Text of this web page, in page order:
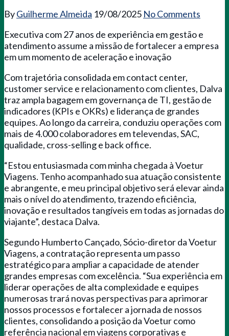
ByGuilherme Almeida 19/08/2025 No Comments
Executiva com 27 anos de experiência em gestão e
atendimento assume a missão de fortalecer a empresa
em um momento de aceleração e inovação
Com trajetória consolidada em contact center,
customer service e relacionamento com clientes, Dalva
traz ampla bagagem em governança de TI, gestão de
indicadores (KPIs e OKRs) e liderança de grandes
equipes. Ao longo da carreira, conduziu operações com
mais de 4.000 colaboradores em televendas, SAC,
qualidade, cross-selling e back office.
“Estou entusiasmada com minha chegada à Voetur
Viagens. Tenho acompanhado sua atuação consistente
e abrangente, e meu principal objetivo será elevar ainda
mais o nível do atendimento, trazendo eficiência,
inovação e resultados tangíveis em todas as jornadas do
viajante”, destaca Dalva.
Segundo Humberto Cançado, Sócio-diretor da Voetur
Viagens, a contratação representa um passo
estratégico para ampliar a capacidade de atender
grandes empresas com excelência. “Sua experiência em
liderar operações de alta complexidade e equipes
numerosas trará novas perspectivas para aprimorar
nossos processos e fortalecer a jornada de nossos
clientes, consolidando a posição da Voetur como
referência nacional em viagens corporativas e